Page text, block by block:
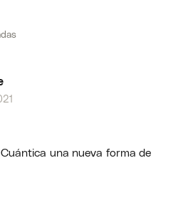
una nueva forma de